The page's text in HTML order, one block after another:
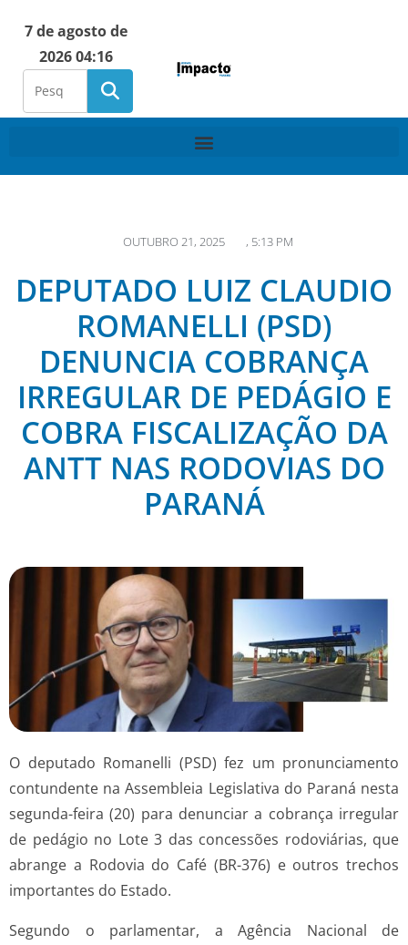
7 de agosto de
2026 04:16
OUTUBRO 21, 2025 , 5:13 PM
DEPUTADO LUIZ CLAUDIO
ROMANELLI (PSD)
DENUNCIA COBRANÇA
IRREGULAR DE PEDÁGIO E
COBRA FISCALIZAÇÃO DA
ANTT NAS RODOVIAS DO
PARANÁ
O deputado Romanelli (PSD) fez um pronunciamento
contundente na Assembleia Legislativa do Paraná nesta
segunda-feira (20) para denunciar a cobrança irregular
de pedágio no Lote 3 das concessões rodoviárias, que
abrange a Rodovia do Café (BR-376) e outros trechos
importantes do Estado.
Segundo o parlamentar, a Agência Nacional de